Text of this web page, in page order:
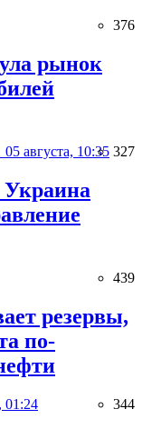
376
рынок
05 августа, 10:35 327
439
резервы,
по-
01:24 344